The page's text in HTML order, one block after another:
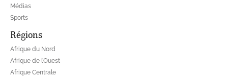
Médias
Sports
Régions
Afrique du Nord
Afrique de l’Ouest
Afrique Centrale